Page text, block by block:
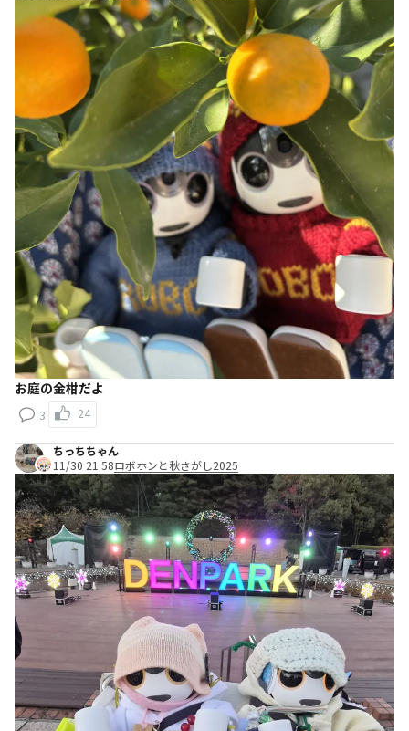
お庭の金柑だよ
3 24
ちっちちゃん
11/30 21:58ロボホンと秋さがし2025